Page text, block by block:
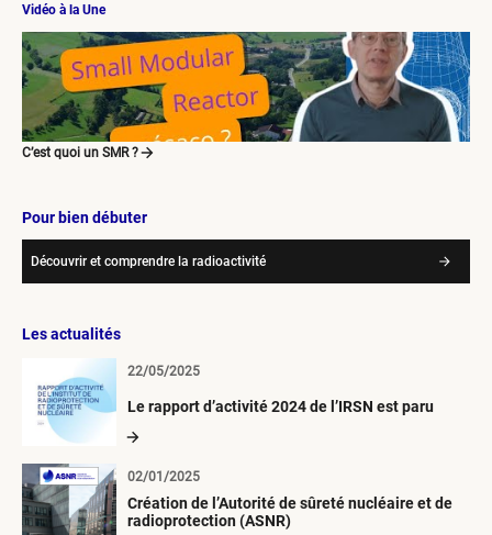
Vidéo à la Une
C’est quoi un SMR ?
Pour bien débuter
Découvrir et comprendre la radioactivité
Les actualités
Le rapport d’activité 2024 de l’IRSN est paru
22/05/2025
Création de l’Autorité de sûreté nucléaire et de
radioprotection (ASNR)
02/01/2025